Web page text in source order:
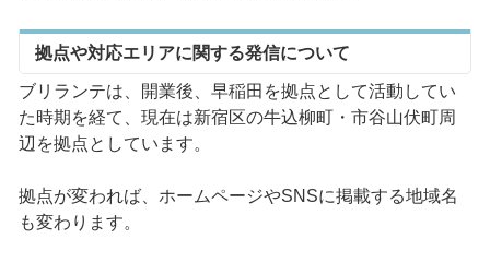
拠点や対応エリアに関する発信について
ブリランテは、開業後、早稲田を拠点として活動してい
た時期を経て、現在は新宿区の牛込柳町・市谷山伏町周
辺を拠点としています。
拠点が変われば、ホームページやSNSに掲載する地域名
も変わります。